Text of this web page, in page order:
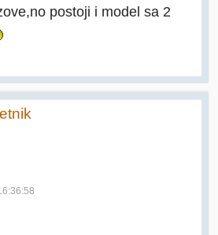
postoji i model sa 2